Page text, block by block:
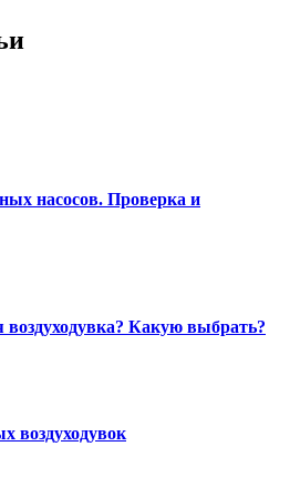
насосов. Проверка и
воздуходувка? Какую выбрать?
воздуходувок